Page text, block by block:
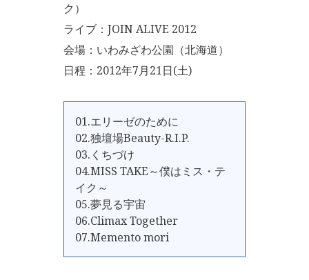
ク）
ライブ：JOIN ALIVE 2012
会場：いわみざわ公園（北海道）
日程：2012年7月21日(土)
01.エリーゼのために
02.独壇場Beauty-R.I.P.
03.くちづけ
04.MISS TAKE～僕はミス・テ
イク～
05.夢見る宇宙
06.Climax Together
07.Memento mori